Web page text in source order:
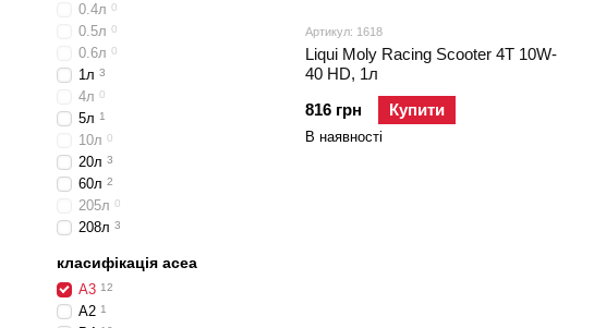
Артикул: 1618
Liqui Moly Racing Scooter 4T 10W-
40 HD, 1л
816 грн
Купити
В наявності
0.4л 0
0.5л 0
0.6л 0
1л 3
4л 0
5л 1
10л 0
20л 3
60л 2
205л 0
208л 3
класифікація acea
A3 12
A2 1